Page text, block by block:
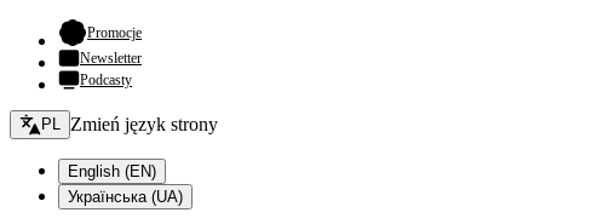
Promocje- otwiera się w nowej karcie
Newsletter
Podcasty
Zmień język - bieżący:
PL Zmień język strony
English (EN)
Українська (UA)